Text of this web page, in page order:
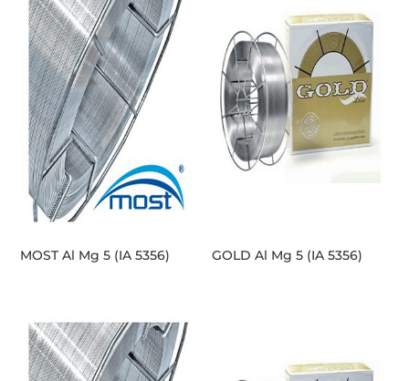
MOST Al Mg 5 (IA 5356) GOLD Al Mg 5 (IA 5356)